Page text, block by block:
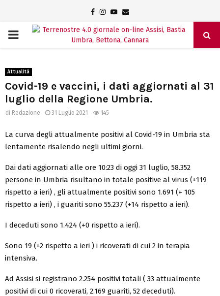
Facebook
Instagram
Youtube
Email
PRIMARY
Attualità
Covid-19 e vaccini, i dati aggiornati al 31
luglio della Regione Umbria.
di Redazione 31 Luglio 2021 145
La curva degli attualmente positivi al Covid-19 in Umbria sta
lentamente risalendo negli ultimi giorni.
Dai dati aggiornati alle ore 10:23 di oggi 31 luglio, 58.352
persone in Umbria risultano in totale positive al virus (+119
rispetto a ieri) , gli attualmente positivi sono 1.691 (+ 105
rispetto a ieri) , i guariti sono 55.237 (+14 rispetto a ieri).
I deceduti sono 1.424 (+0 rispetto a ieri).
Sono 19 (+2 rispetto a ieri ) i ricoverati di cui 2 in terapia
intensiva.
Ad Assisi si registrano 2.254 positivi totali ( 33 attualmente
positivi di cui 0 ricoverati, 2.169 guariti, 52 deceduti).